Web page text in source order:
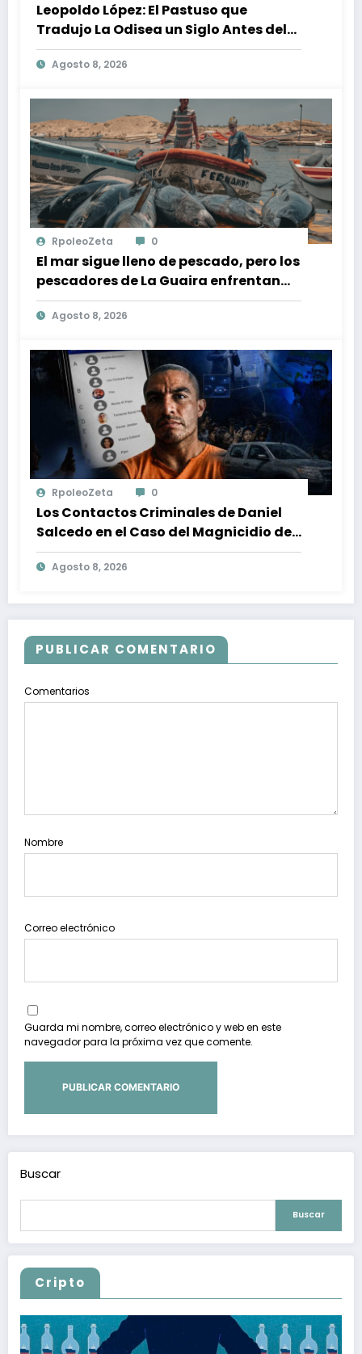
Leopoldo López: El Pastuso que
Tradujo La Odisea un Siglo Antes del
Fenómeno Cinematográfico
Agosto 8, 2026
RpoleoZeta 0
El mar sigue lleno de pescado, pero los
pescadores de La Guaira enfrentan
crisis económica tras los terremotos
Agosto 8, 2026
RpoleoZeta 0
Los Contactos Criminales de Daniel
Salcedo en el Caso del Magnicidio de
Fernando Villavicencio
Agosto 8, 2026
PUBLICAR COMENTARIO
Comentarios
Nombre
Correo electrónico
Guarda mi nombre, correo electrónico y web en este
navegador para la próxima vez que comente.
Buscar
Buscar
Cripto